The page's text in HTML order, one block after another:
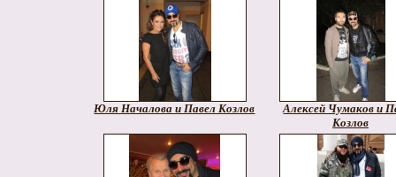
Юля Началова и Павел Козлов
Алексей Чумаков и
Козлов